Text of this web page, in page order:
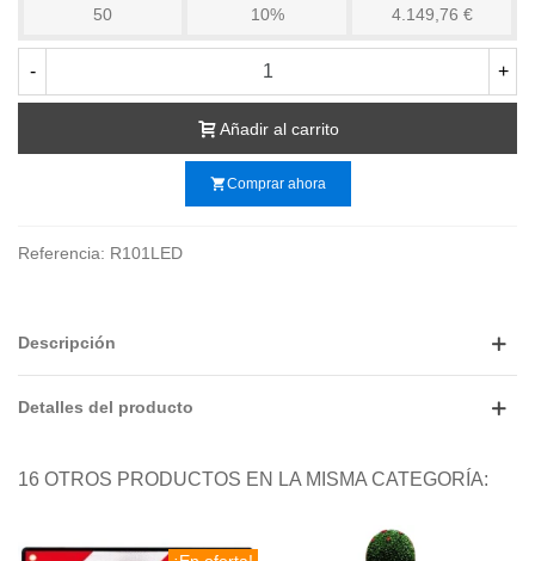
50 10% 4.149,76 €
- +
Añadir al carrito
shopping_cartComprar ahora
Referencia: R101LED
Descripción
Detalles del producto
16 OTROS PRODUCTOS EN LA MISMA CATEGORÍA: